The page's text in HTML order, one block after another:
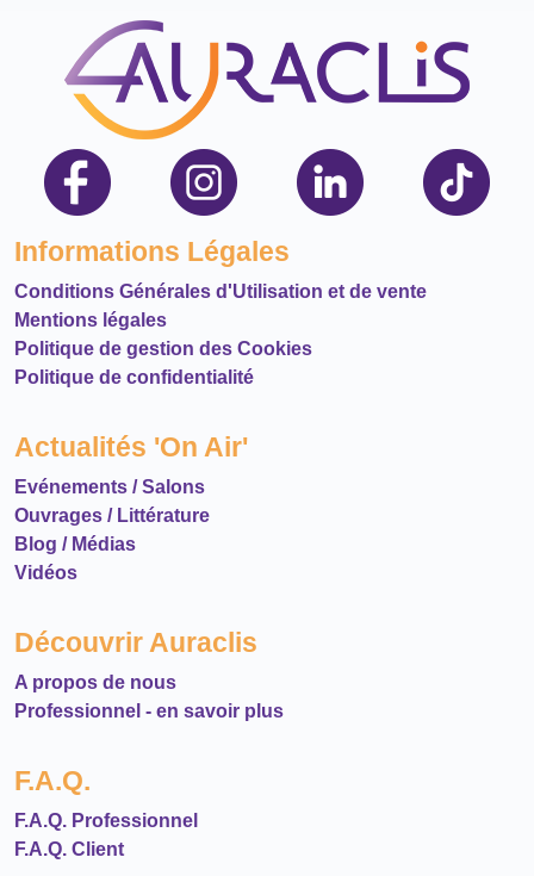
Informations Légales
Conditions Générales d'Utilisation et de vente
Mentions légales
Politique de gestion des Cookies
Politique de confidentialité
Actualités 'On Air'
Evénements / Salons
Ouvrages / Littérature
Blog / Médias
Vidéos
Découvrir Auraclis
A propos de nous
Professionnel - en savoir plus
F.A.Q.
F.A.Q. Professionnel
F.A.Q. Client